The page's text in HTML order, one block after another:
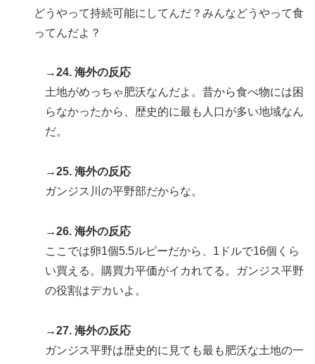
どうやって持続可能にしてんだ？みんなどうやって食
ってんだよ？
→24. 海外の反応
土地がめっちゃ肥沃なんだよ。昔から食べ物には困
らなかったから、歴史的に最も人口が多い地域なん
だ。
→25. 海外の反応
ガンジス川の平野部だからな。
→26. 海外の反応
ここでは卵1個5.5ルピーだから、1ドルで16個くら
い買える。購買力平価がイカれてる。ガンジス平野
の役割はデカいよ。
→27. 海外の反応
ガンジス平野は歴史的に見ても最も肥沃な土地の一